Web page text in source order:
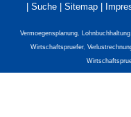
| Suche | Sitemap |
Vermoegensplanung, Lohnbuchhaltung,
Wirtschaftspruefer,